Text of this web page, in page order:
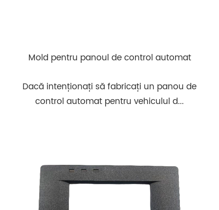
Mold pentru panoul de control automat
Dacă intenționați să fabricați un panou de
control automat pentru vehiculul d...